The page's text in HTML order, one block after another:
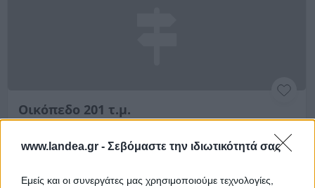
www.landea.gr - Σεβόμαστε την ιδιωτικότητά σας
Εμείς και οι συνεργάτες μας χρησιμοποιούμε τεχνολογίες,
Οικόπεδο 201 τ.μ.
Χρηματοδότηση